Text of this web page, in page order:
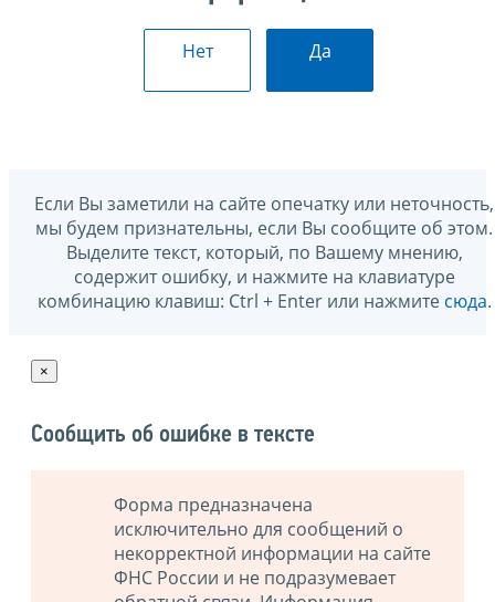
Нет Да
Если Вы заметили на сайте опечатку или неточность,
мы будем признательны, если Вы сообщите об этом.
Выделите текст, который, по Вашему мнению,
содержит ошибку, и нажмите на клавиатуре
комбинацию клавиш: Ctrl + Enter или нажмите сюда.
×
Сообщить об ошибке в тексте
Форма предназначена
исключительно для сообщений о
некорректной информации на сайте
ФНС России и не подразумевает